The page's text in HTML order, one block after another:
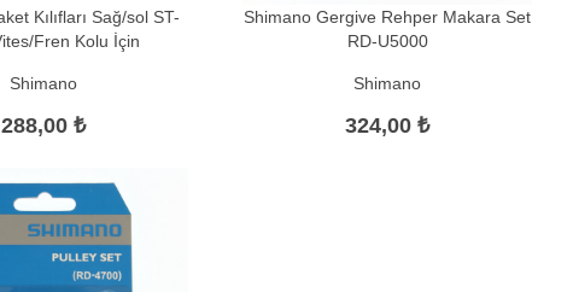
Kılıfları Sağ/sol ST-
Fren Kolu İçin
Shimano
288,00 ₺
Shimano Gergive Rehper Makara Set
RD-U5000
Shimano
324,00 ₺